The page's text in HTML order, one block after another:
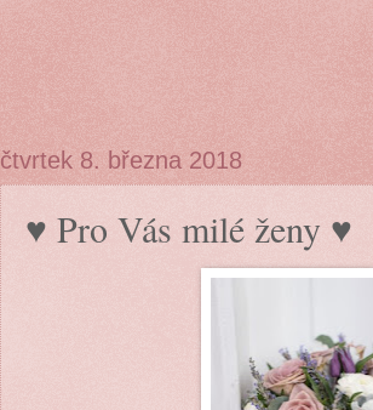
čtvrtek 8. března 2018
♥️ Pro Vás milé ženy ♥️